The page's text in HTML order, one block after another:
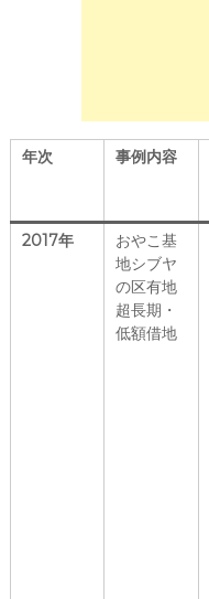
年次 事例内容
2017年
おやこ基
地シブヤ
の区有地
超長期・
低額借地